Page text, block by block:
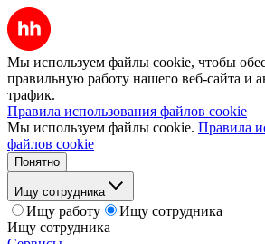
Мы используем файлы cookie, чтобы
правильную работу нашего веб-сайта и
трафик.
Правила использования файлов cookie
Мы используем файлы cookie. Правила
файлов cookie
Понятно
Ищу сотрудника
Ищу работу
Ищу сотрудника
Ищу сотрудника